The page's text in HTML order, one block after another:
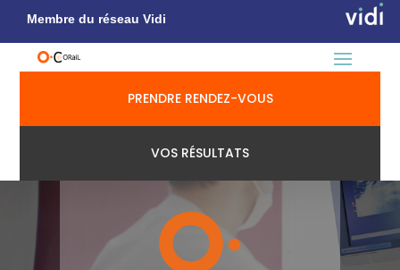
Membre du réseau Vidi
PRENDRE RENDEZ-VOUS
VOS RÉSULTATS